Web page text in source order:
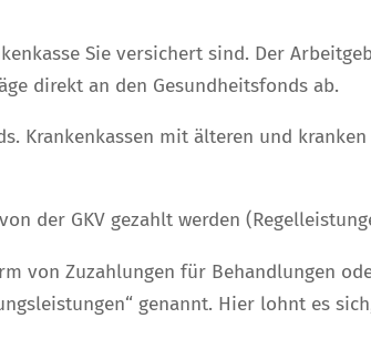
Sie versichert sind. Der
direkt an den Gesundheitsfonds ab.
Krankenkassen mit älteren und
der GKV gezahlt werden
von Zuzahlungen für Behandlungen
genannt. Hier lohnt es